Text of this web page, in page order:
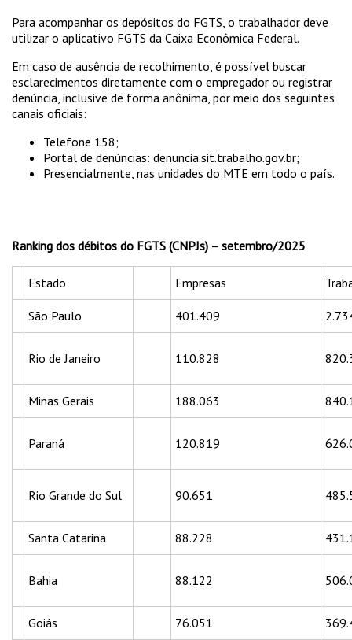
Para acompanhar os depósitos do FGTS, o trabalhador deve
utilizar o aplicativo FGTS da Caixa Econômica Federal.
Em caso de ausência de recolhimento, é possível buscar
esclarecimentos diretamente com o empregador ou registrar
denúncia, inclusive de forma anônima, por meio dos seguintes
canais oficiais:
Telefone 158;
Portal de denúncias: denuncia.sit.trabalho.gov.br;
Presencialmente, nas unidades do MTE em todo o país.
Ranking dos débitos do FGTS (CNPJs) – setembro/2025
Estado Empresas
São Paulo 401.409
Rio de Janeiro 110.828
Minas Gerais 188.063
Paraná 120.819
Rio Grande do Sul 90.651
Santa Catarina 88.228
Bahia 88.122
Goiás 76.051